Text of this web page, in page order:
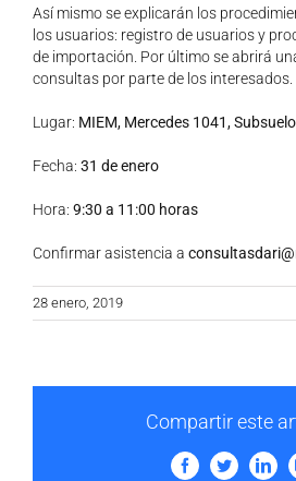
Así mismo se explicarán los
los usuarios: registro de usuarios y
de importación. Por último se abrirá
consultas por parte de los interesados.
Lugar: MIEM, Mercedes 1041, Subsuelo
Fecha: 31 de enero
Hora: 9:30 a 11:00 horas
Confirmar asistencia a
28 enero, 2019
Compartir este
FacebookTwitter